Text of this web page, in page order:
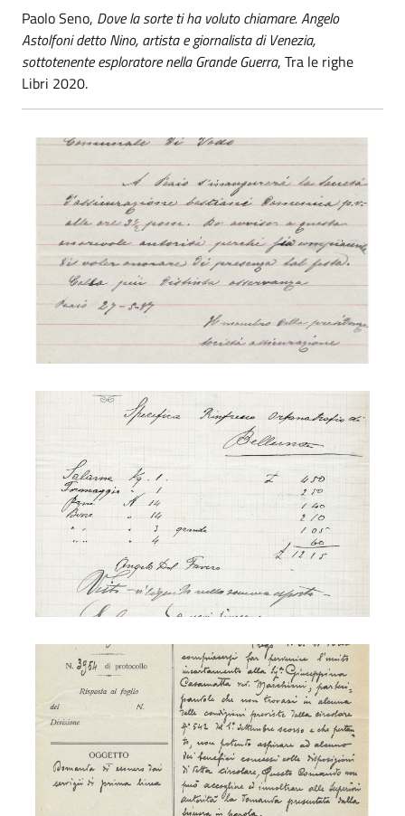
Paolo Seno, Dove la sorte ti ha voluto chiamare. Angelo
Astolfoni detto Nino, artista e giornalista di Venezia,
sottotenente esploratore nella Grande Guerra, Tra le righe
Libri 2020.
Ebo Marchioni
Ebo Marchioni
Ettore Marchioni - guerra